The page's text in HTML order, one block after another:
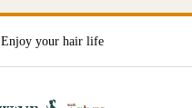
Enjoy your hair life